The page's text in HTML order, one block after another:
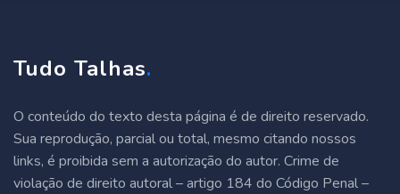
Tudo Talhas.
O conteúdo do texto desta página é de direito reservado.
Sua reprodução, parcial ou total, mesmo citando nossos
links, é proibida sem a autorização do autor. Crime de
violação de direito autoral – artigo 184 do Código Penal –